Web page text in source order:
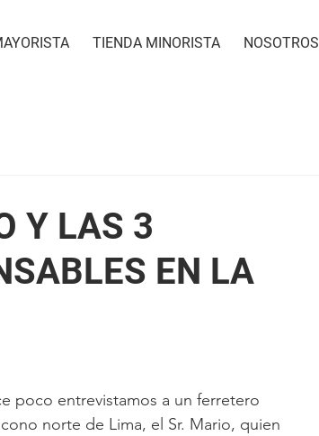
TIENDA MINORISTA NOSOTROS
Y LAS 3
EN LA
poco entrevistamos a un ferretero
norte de Lima, el Sr. Mario, quien